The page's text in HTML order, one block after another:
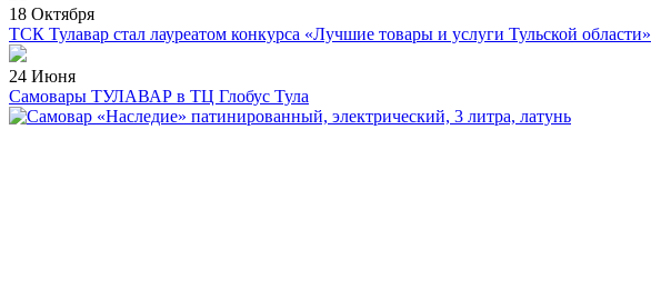
18 Октября
ТСК Тулавар стал лауреатом конкурса «Лучшие товары и услуги Тульской области»
24 Июня
Самовары ТУЛАВАР в ТЦ Глобус Тула